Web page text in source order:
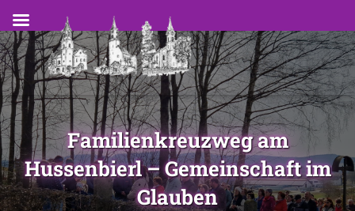
Familienkreuzweg am
Hussenbierl – Gemeinschaft im
Glauben